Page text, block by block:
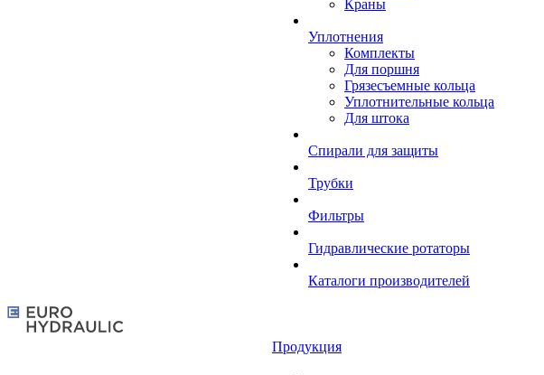
Краны
Уплотнения
Комплекты
Для поршня
Грязесъемные кольца
Уплотнительные кольца
Для штока
Спирали для защиты
Трубки
Фильтры
Гидравлические ротаторы
Каталоги производителей
Продукция